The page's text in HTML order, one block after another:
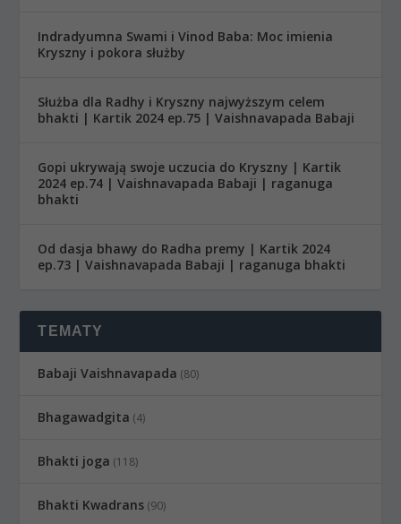
Indradyumna Swami i Vinod Baba: Moc imienia
Kryszny i pokora służby
Służba dla Radhy i Kryszny najwyższym celem
bhakti | Kartik 2024 ep.75 | Vaishnavapada Babaji
Gopi ukrywają swoje uczucia do Kryszny | Kartik
2024 ep.74 | Vaishnavapada Babaji | raganuga
bhakti
Od dasja bhawy do Radha premy | Kartik 2024
ep.73 | Vaishnavapada Babaji | raganuga bhakti
TEMATY
Babaji Vaishnavapada (80)
Bhagawadgita (4)
Bhakti joga (118)
Bhakti Kwadrans (90)